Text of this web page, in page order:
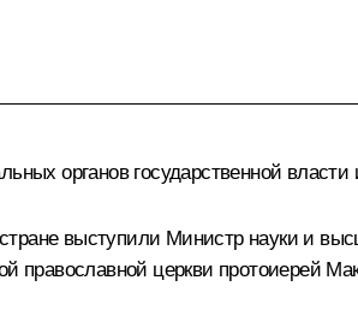
органов государственной власти
выступили Министр науки и
православной церкви протоиерей